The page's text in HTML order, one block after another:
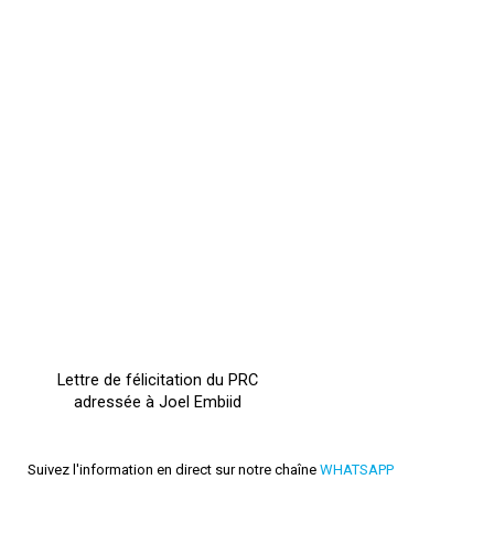
Lettre de félicitation du PRC
adressée à Joel Embiid
Suivez l'information en direct sur notre chaîne WHATSAPP